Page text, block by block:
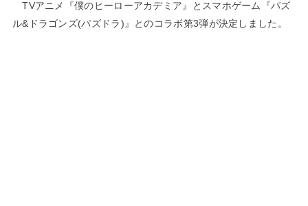
TVアニメ『僕のヒーローアカデミア』とスマホゲーム『パズ
ル&ドラゴンズ(パズドラ)』とのコラボ第3弾が決定しました。